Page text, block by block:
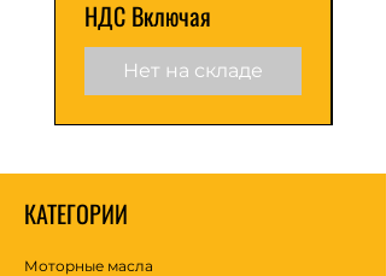
загрязнения углеводородами.
ВЫСТУПЛЕНИЯ
НДС Включая
Нет на складе
КАТЕГОРИИ
Моторные масла